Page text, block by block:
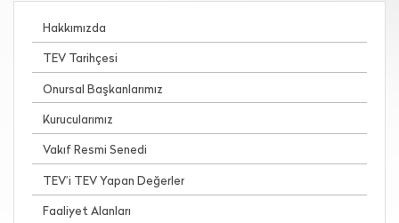
Hakkımızda
TEV Tarihçesi
Onursal Başkanlarımız
Kurucularımız
Vakıf Resmi Senedi
TEV’i TEV Yapan Değerler
Faaliyet Alanları